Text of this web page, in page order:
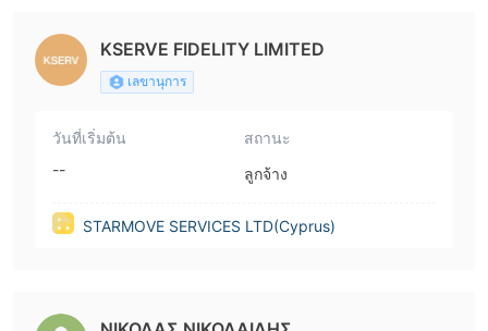
KSERVE FIDELITY LIMITED
เลขานุการ
วันที่เริ่มต้น
--
สถานะ
ลูกจ้าง
STARMOVE SERVICES LTD(Cyprus)